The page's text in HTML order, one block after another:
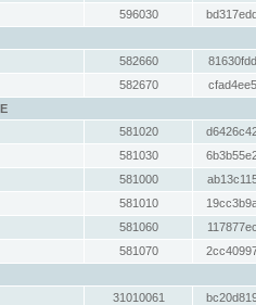
596030
582660
582670
581020
581030
581000
581010
581060
581070
31010061